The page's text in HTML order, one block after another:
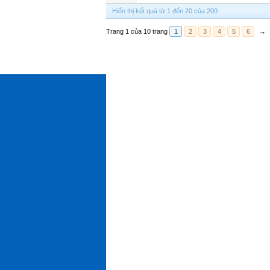
Hiển thị kết quả từ 1 đến 20 của 200
Trang 1 của 10 trang 1 2 3 4 5 6 →